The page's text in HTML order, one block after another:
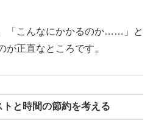
「こんなにかかるのか……」と
が正直なところです。
と時間の節約を考える